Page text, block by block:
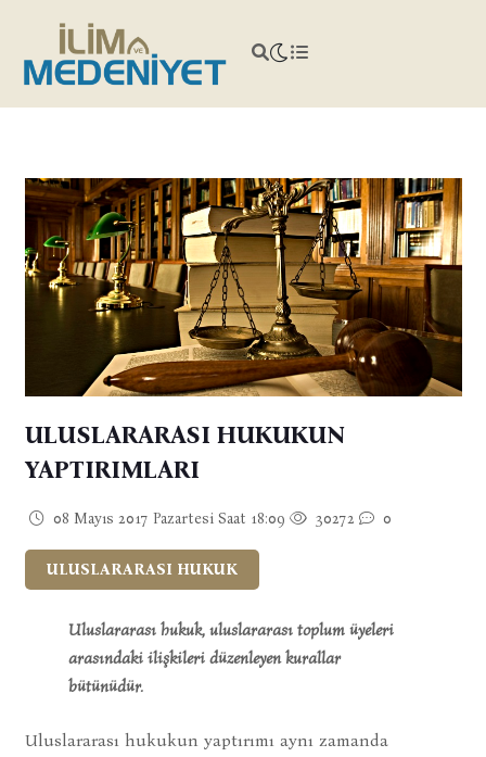
ULUSLARARASI HUKUKUN
YAPTIRIMLARI
08 Mayıs 2017 Pazartesi Saat 18:09 30272 0
ULUSLARARASI HUKUK
Uluslararası hukuk, uluslararası toplum üyeleri
arasındaki ilişkileri düzenleyen ku­rallar
bütünüdür.
Uluslararası hukukun yaptırımı aynı zamanda